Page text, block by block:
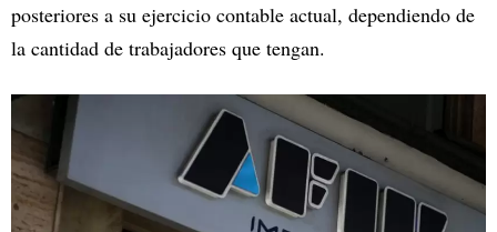
posteriores a su ejercicio contable actual, dependiendo de
la cantidad de trabajadores que tengan.